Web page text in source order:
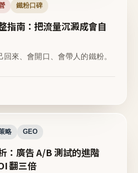
鐵粉口碑
指南：把流量沉澱成會自
來、會開口、會帶人的鐵粉。
略 GEO
：廣告 A/B 測試的進階
翻三倍